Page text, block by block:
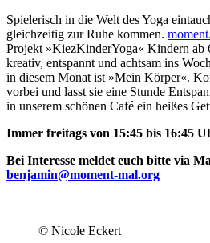
Spielerisch in die Welt des Yoga
gleichzeitig zur Ruhe kommen.
Projekt »KiezKinderYoga« Kindern ab
kreativ, entspannt und achtsam ins
in diesem Monat ist »Mein Körper«.
vorbei und lasst sie eine Stunde
in unserem schönen Café ein heißes
Immer freitags von 15:45 bis 16:45
Bei Interesse meldet euch bitte via
benjamin@moment-mal.org
© Nicole Eckert